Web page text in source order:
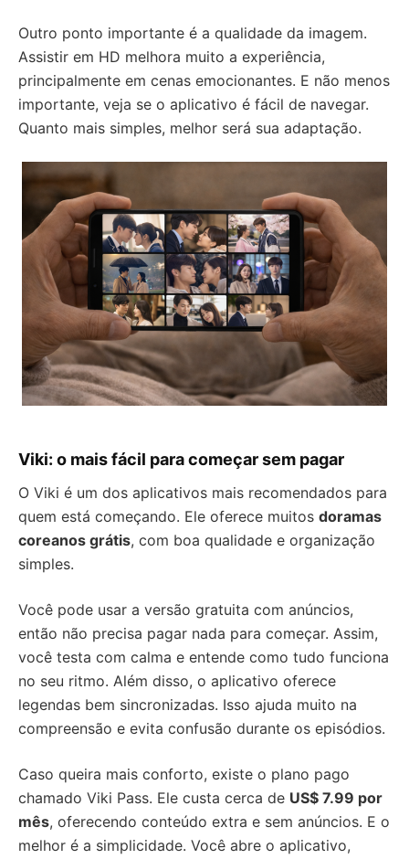
Outro ponto importante é a qualidade da imagem.
Assistir em HD melhora muito a experiência,
principalmente em cenas emocionantes. E não menos
importante, veja se o aplicativo é fácil de navegar.
Quanto mais simples, melhor será sua adaptação.
Viki: o mais fácil para começar sem pagar
O Viki é um dos aplicativos mais recomendados para
quem está começando. Ele oferece muitos doramas
coreanos grátis, com boa qualidade e organização
simples.
Você pode usar a versão gratuita com anúncios,
então não precisa pagar nada para começar. Assim,
você testa com calma e entende como tudo funciona
no seu ritmo. Além disso, o aplicativo oferece
legendas bem sincronizadas. Isso ajuda muito na
compreensão e evita confusão durante os episódios.
Caso queira mais conforto, existe o plano pago
chamado Viki Pass. Ele custa cerca de US$ 7.99 por
mês, oferecendo conteúdo extra e sem anúncios. E o
melhor é a simplicidade. Você abre o aplicativo,